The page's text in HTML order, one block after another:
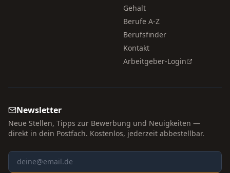
Gehalt
Berufe A-Z
Berufsfinder
Kontakt
Arbeitgeber-Login
Newsletter
Neue Stellen, Tipps zur Bewerbung und Neuigkeiten —
direkt in dein Postfach. Kostenlos, jederzeit abbestellbar.